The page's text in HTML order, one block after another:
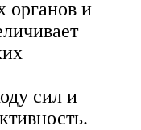
органов и
сил и